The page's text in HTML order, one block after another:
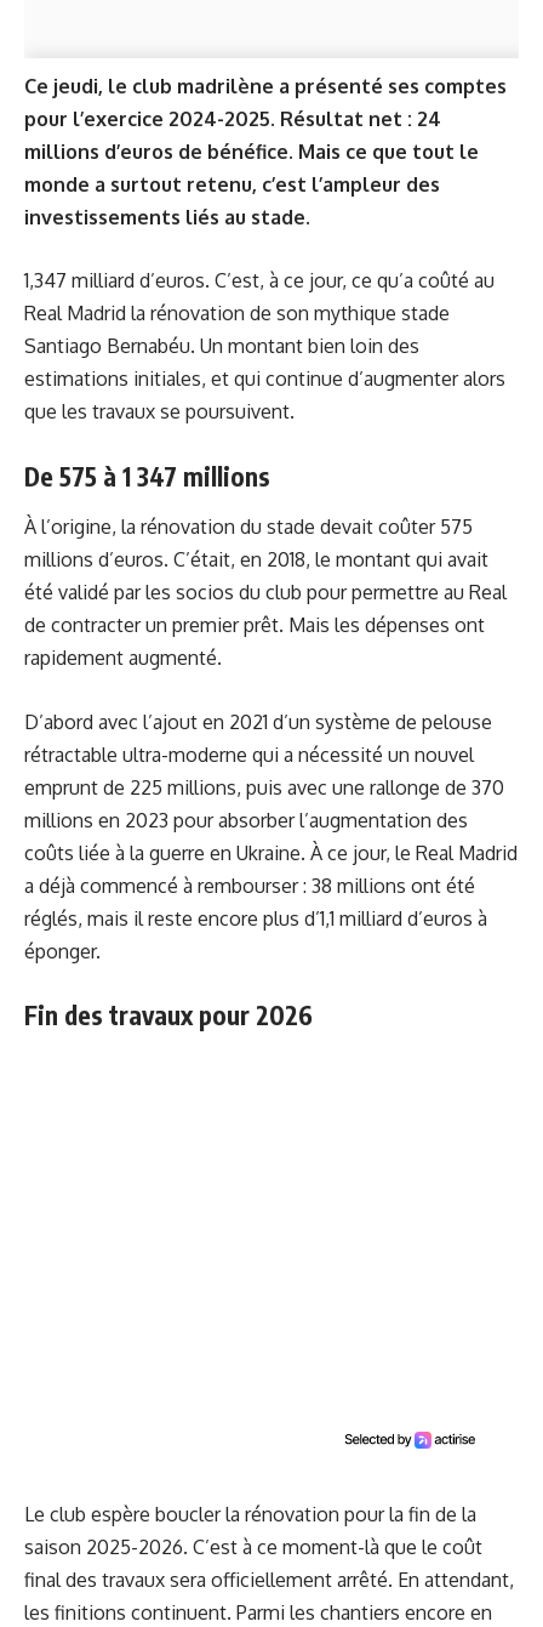
Ce jeudi, le club madrilène a présenté ses comptes
pour l’exercice 2024-2025. Résultat net : 24
millions d’euros de bénéfice. Mais ce que tout le
monde a surtout retenu, c’est l’ampleur des
investissements liés au stade.
1,347 milliard d’euros. C’est, à ce jour, ce qu’a coûté au
Real Madrid la rénovation de son mythique stade
Santiago Bernabéu. Un montant bien loin des
estimations initiales, et qui continue d’augmenter alors
que les travaux se poursuivent.
De 575 à 1 347 millions
À l’origine, la rénovation du stade devait coûter 575
millions d’euros. C’était, en 2018, le montant qui avait
été validé par les socios du club pour permettre au Real
de contracter un premier prêt. Mais les dépenses ont
rapidement augmenté.
D’abord avec l’ajout en 2021 d’un système de pelouse
rétractable ultra-moderne qui a nécessité un nouvel
emprunt de 225 millions, puis avec une rallonge de 370
millions en 2023 pour absorber l’augmentation des
coûts liée à la guerre en Ukraine. À ce jour, le Real Madrid
a déjà commencé à rembourser : 38 millions ont été
réglés, mais il reste encore plus d’1,1 milliard d’euros à
éponger.
Fin des travaux pour 2026
Le club espère boucler la rénovation pour la fin de la
saison 2025-2026. C’est à ce moment-là que le coût
final des travaux sera officiellement arrêté. En attendant,
les finitions continuent. Parmi les chantiers encore en